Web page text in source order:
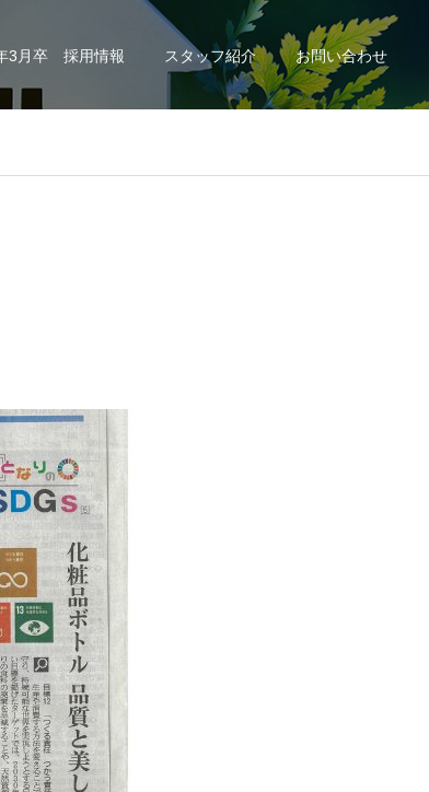
3月卒 採用情報 スタッフ紹介 お問い合わせ